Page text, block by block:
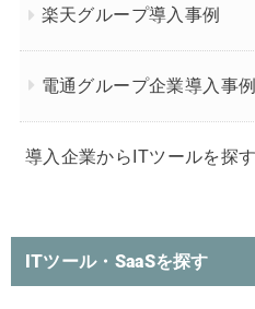
楽天グループ導入事例
電通グループ企業導入事例
導入企業からITツールを探す
ITツール・SaaSを探す